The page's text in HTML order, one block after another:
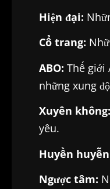
Hiện đại:
Cổ trang:
ABO: Thế giới
những xung
Xuyên không:
yêu.
Huyền
Ngược tâm: